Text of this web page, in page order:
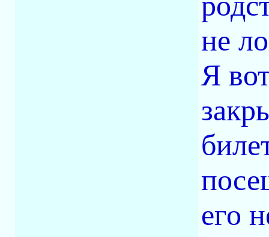
не
Я
его